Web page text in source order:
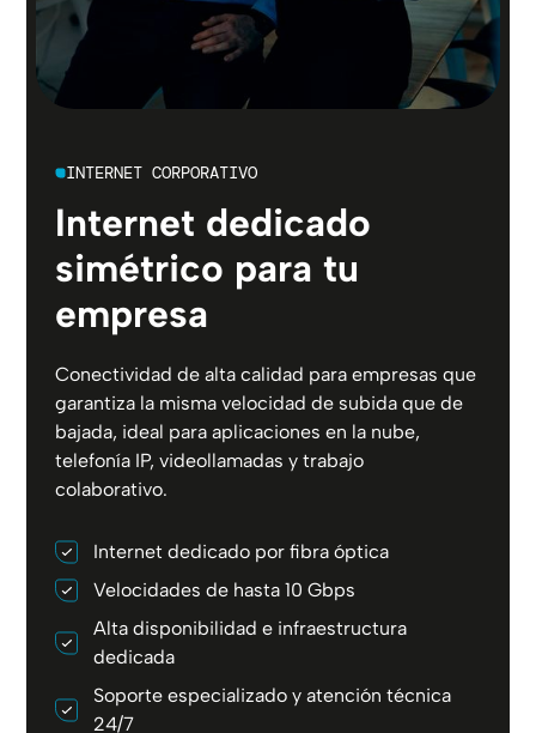
INTERNET CORPORATIVO
Internet dedicado
simétrico para tu
empresa
Conectividad de alta calidad para empresas que
garantiza la misma velocidad de subida que de
bajada, ideal para aplicaciones en la nube,
telefonía IP, videollamadas y trabajo
colaborativo.
Internet dedicado por fibra óptica
Velocidades de hasta 10 Gbps
Alta disponibilidad e infraestructura
dedicada
Soporte especializado y atención técnica
24/7